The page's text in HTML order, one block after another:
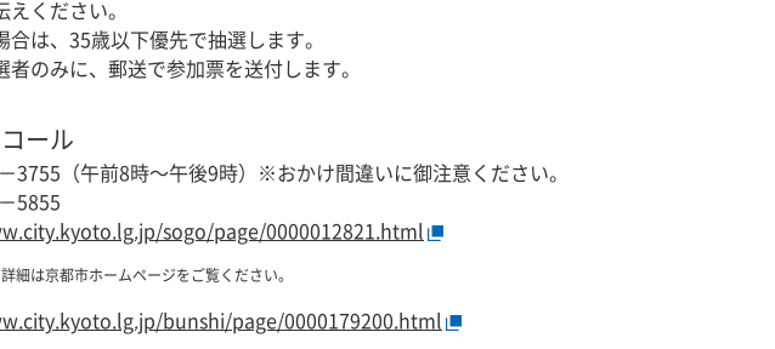
ください。
合は、35歳以下優先で抽選します。
者のみに、郵送で参加票を送付します。
ール
3755（午前8時～午後9時） ※おかけ間違いに御注意ください。
5855
sogo/page/0000012821.html
細は京都市ホームページをご覧ください。
bunshi/page/0000179200.html